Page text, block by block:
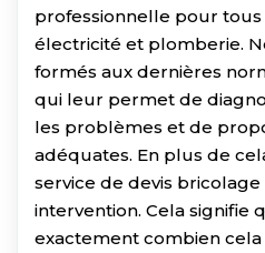
professionnelle pour tous
électricité et plomberie.
formés aux dernières
qui leur permet de
les problèmes et de
adéquates. En plus de
service de devis
intervention. Cela signifie
exactement combien